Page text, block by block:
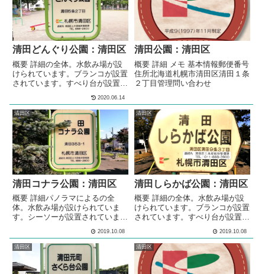
清田どんぐり公園：清田区
概要 詳細の全体。水飲み場が設
けられています。ブランコが設置
されています。すべり台が設置さ
が設置されています。3段階の高
さの鉄棒が設置されています。シ
ーソーが設置されています。造形
遊具（プレイスカラプチャー）が
設置されています。砂場が設けら
れています。の多目的広場全体。
芝生による多目的な利用が出来る
広場が設けられています。つる棚
のパーゴラが設けられています。
公園内には...
2020.06.14
清田公園：清田区
概要 詳細 メモ 基本情報郵便番号
住所北海道札幌市清田区清田１条
２丁目管理問い合わせ
清田区
清田コナラ公園：清田区
概要 詳細パノラマによるの全
体。水飲み場が設けられていま
す。シーソーが設置されていま
が作られています。冬には、ソリ
遊びやスキー遊びができる雪山に
なります。山の頂上には、ベンチ
が設置されています。 メモ住宅
2019.10.08
清田区
清田しらかば公園：清田区
概要 詳細の全体。水飲み場が設
けられています。ブランコが設置
されています。すべり台が設置さ
が設置されています。シーソーが
設置されています。4段階の高さ
の鉄棒が設置されています。砂場
が設けられています。芝による多
2019.10.08
清田区 清田区